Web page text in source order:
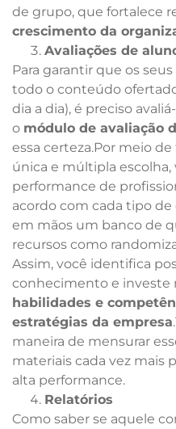
de grupo, que fortalece
crescimento da
Avaliações de
Para garantir que os
todo o conteúdo
dia a dia), é preciso
o módulo de avaliação
essa certeza.Por meio
única e múltipla escolha,
performance de
acordo com cada tipo
em mãos um banco de
recursos como
Assim, você identifica
conhecimento e investe
habilidades e
estratégias da empresa
maneira de mensurar
materiais cada vez mais
alta performance.
Relatórios
Como saber se aquele